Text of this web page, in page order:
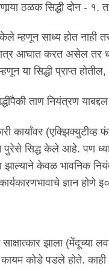
ठळक सिद्धी दोन
केले म्हणून साध्य होत
आघात करत असेल तर
या सिद्धी प्राप्त
ताण नियंत्रण
कार्यांवर
पुरेसे सिद्ध केले आहे. पण
झाल्याने केवळ भावनिक
ज्ञान होणे
झाला (मेंदूच्या
कोडे पडले होते. काही